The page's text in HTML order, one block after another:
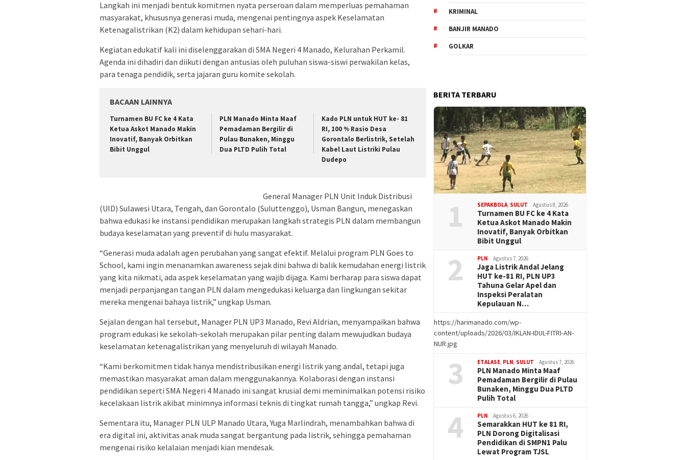
Langkah ini menjadi bentuk komitmen nyata perseroan dalam memperluas pemahaman
masyarakat, khususnya generasi muda, mengenai pentingnya aspek Keselamatan
Ketenagalistrikan (K2) dalam kehidupan sehari-hari.
Kegiatan edukatif kali ini diselenggarakan di SMA Negeri 4 Manado, Kelurahan Perkamil.
Agenda ini dihadiri dan diikuti dengan antusias oleh puluhan siswa-siswi perwakilan kelas,
para tenaga pendidik, serta jajaran guru komite sekolah.
BACAAN LAINNYA
Turnamen BU FC ke 4 Kata
Ketua Askot Manado Makin
Inovatif, Banyak Orbitkan
Bibit Unggul
PLN Manado Minta Maaf
Pemadaman Bergilir di
Pulau Bunaken, Minggu
Dua PLTD Pulih Total
Kado PLN untuk HUT ke- 81
RI, 100 % Rasio Desa
Gorontalo Berlistrik, Setelah
Kabel Laut Listriki Pulau
Dudepo
General Manager PLN Unit Induk Distribusi
(UID) Sulawesi Utara, Tengah, dan Gorontalo (Suluttenggo), Usman Bangun, menegaskan
bahwa edukasi ke instansi pendidikan merupakan langkah strategis PLN dalam membangun
budaya keselamatan yang preventif di hulu masyarakat.
“Generasi muda adalah agen perubahan yang sangat efektif. Melalui program PLN Goes to
School, kami ingin menanamkan awareness sejak dini bahwa di balik kemudahan energi listrik
yang kita nikmati, ada aspek keselamatan yang wajib dijaga. Kami berharap para siswa dapat
menjadi perpanjangan tangan PLN dalam mengedukasi keluarga dan lingkungan sekitar
mereka mengenai bahaya listrik,” ungkap Usman.
Sejalan dengan hal tersebut, Manager PLN UP3 Manado, Revi Aldrian, menyampaikan bahwa
program edukasi ke sekolah-sekolah merupakan pilar penting dalam mewujudkan budaya
keselamatan ketenagalistrikan yang menyeluruh di wilayah Manado.
“Kami berkomitmen tidak hanya mendistribusikan energi listrik yang andal, tetapi juga
memastikan masyarakat aman dalam menggunakannya. Kolaborasi dengan instansi
pendidikan seperti SMA Negeri 4 Manado ini sangat krusial demi meminimalkan potensi risiko
kecelakaan listrik akibat minimnya informasi teknis di tingkat rumah tangga,” ungkap Revi.
Sementara itu, Manager PLN ULP Manado Utara, Yuga Marlindrah, menambahkan bahwa di
era digital ini, aktivitas anak muda sangat bergantung pada listrik, sehingga pemahaman
mengenai risiko kelalaian menjadi kian mendesak.
KRIMINAL
BANJIR MANADO
GOLKAR
BERITA TERBARU
1 SEPAKBOLA SULUT Agustus 8, 2026
Turnamen BU FC ke 4 Kata
Ketua Askot Manado Makin
Inovatif, Banyak Orbitkan
Bibit Unggul
2 PLN Agustus 7, 2026
Jaga Listrik Andal Jelang
HUT ke-81 RI, PLN UP3
Tahuna Gelar Apel dan
Inspeksi Peralatan
Kepulauan N…
https://harimanado.com/wp-
content/uploads/2026/03/IKLAN-IDUL-FITRI-AN-
NUR.jpg
3 ETALASE PLN SULUT Agustus 7, 2026
PLN Manado Minta Maaf
Pemadaman Bergilir di Pulau
Bunaken, Minggu Dua PLTD
Pulih Total
4 PLN Agustus 6, 2026
Semarakkan HUT ke 81 RI,
PLN Dorong Digitalisasi
Pendidikan di SMPN1 Palu
Lewat Program TJSL